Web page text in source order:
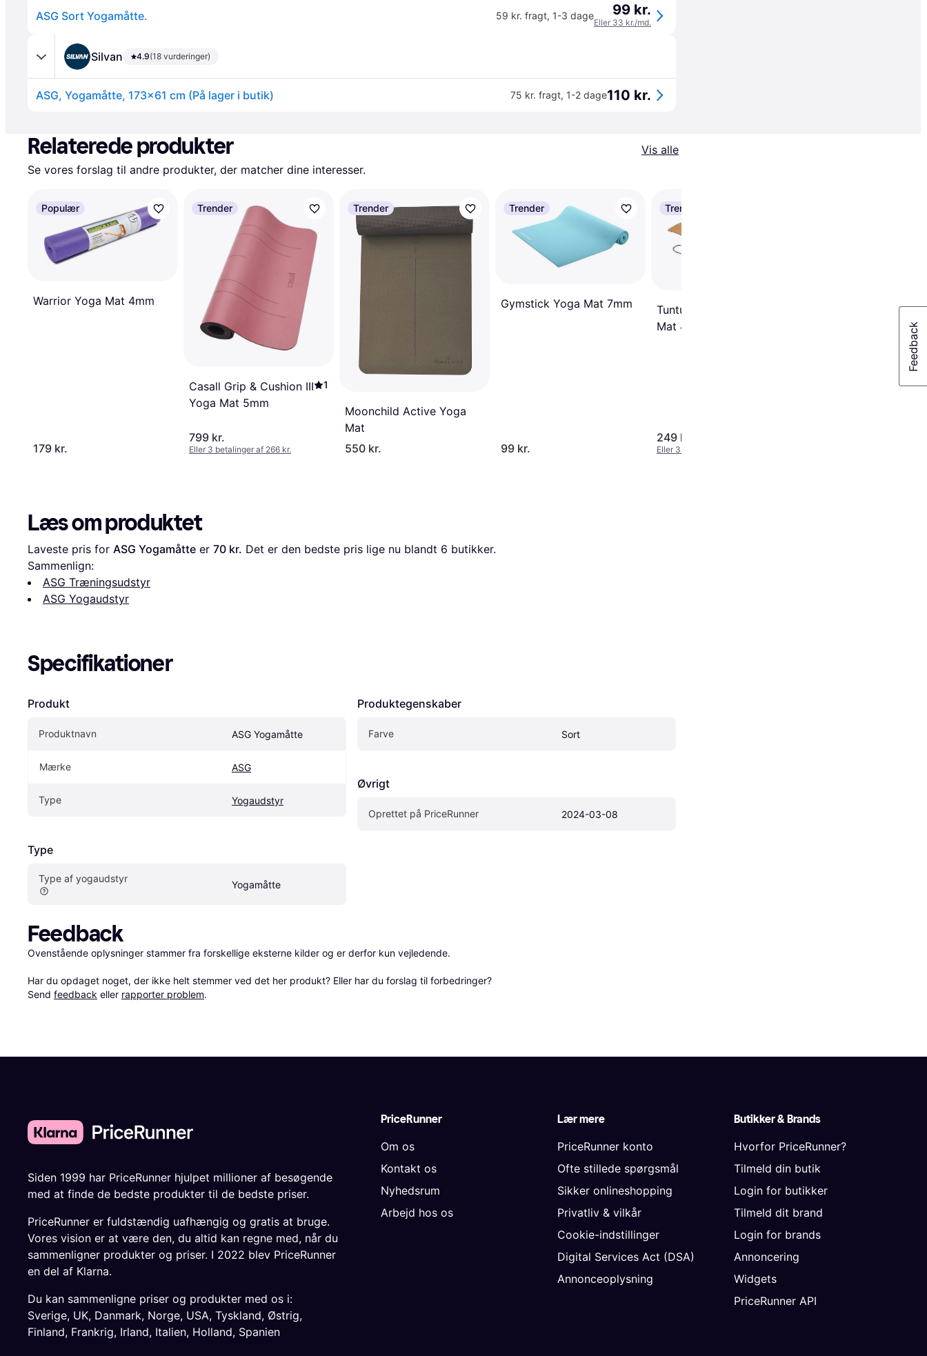
ASG Sort Yogamåtte. 59 kr. fragt, 1-3 dage 99 kr.
Eller 33 kr./md.
Silvan 4.9(18 vurderinger)
ASG, Yogamåtte, 173x61 cm (På lager i butik) 75 kr. fragt, 1-2 dage110 kr.
Relaterede produkter
Vis alle
Se vores forslag til andre produkter, der matcher dine interesser.
Populær
Warrior Yoga Mat 4mm
179 kr.
Trender
Casall Grip & Cushion III
Yoga Mat 5mm
1
799 kr.
Eller 3 betalinger af 266 kr.
Trender
Moonchild Active Yoga
Mat
550 kr.
Trender
Gymstick Yoga Mat 7mm
99 kr.
Trender
Tunturi Cork TPE Yoga
Mat 4mm
249 kr.
Eller 3 betalinger af 83 kr.
Læs om produktet
Laveste pris for ASG Yogamåtte er 70 kr. Det er den bedste pris lige nu blandt 6 butikker.
Sammenlign:
ASG Træningsudstyr
ASG Yogaudstyr
Specifikationer
Produkt
Produktnavn ASG Yogamåtte
Mærke ASG
Type Yogaudstyr
Type
Type af yogaudstyr
Yogamåtte
Produktegenskaber
Farve Sort
Øvrigt
Oprettet på PriceRunner 2024-03-08
Feedback
Ovenstående oplysninger stammer fra forskellige eksterne kilder og er derfor kun vejledende.
Har du opdaget noget, der ikke helt stemmer ved det her produkt? Eller har du forslag til forbedringer?
Send feedback eller rapporter problem.
PriceRunner
Om os
Kontakt os
Nyhedsrum
Arbejd hos os
Lær mere
PriceRunner konto
Ofte stillede spørgsmål
Sikker onlineshopping
Privatliv & vilkår
Cookie-indstillinger
Digital Services Act (DSA)
Annonceoplysning
Butikker & Brands
Hvorfor PriceRunner?
Tilmeld din butik
Login for butikker
Tilmeld dit brand
Login for brands
Annoncering
Widgets
PriceRunner API
Siden 1999 har PriceRunner hjulpet millioner af besøgende
med at finde de bedste produkter til de bedste priser.
PriceRunner er fuldstændig uafhængig og gratis at bruge.
Vores vision er at være den, du altid kan regne med, når du
sammenligner produkter og priser. I 2022 blev PriceRunner
en del af Klarna.
Du kan sammenligne priser og produkter med os i:
Sverige, UK, Danmark, Norge, USA, Tyskland, Østrig,
Finland, Frankrig, Irland, Italien, Holland, Spanien